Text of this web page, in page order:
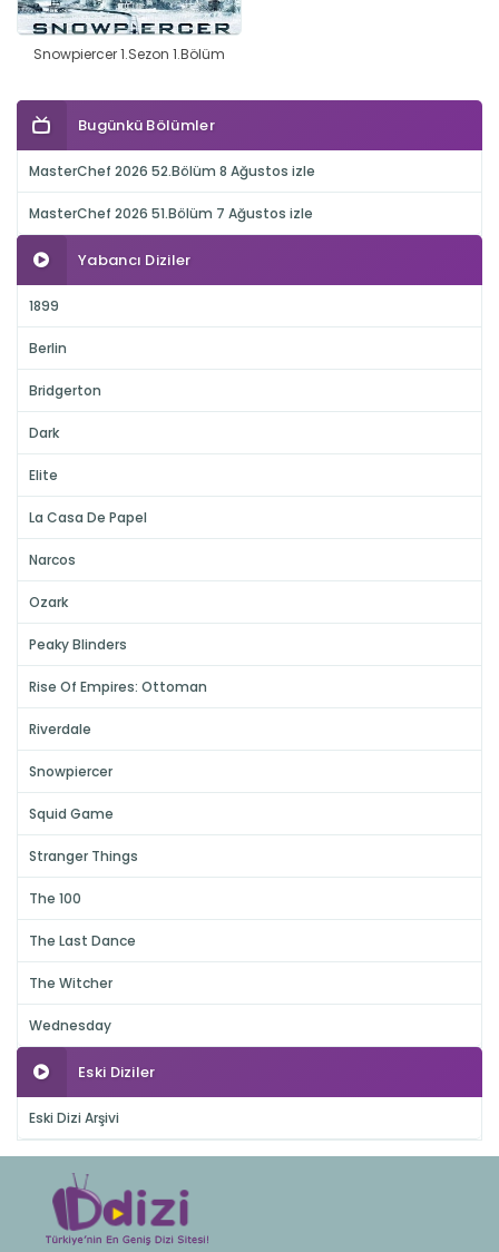
Snowpiercer 1.Sezon 1.Bölüm
Bugünkü Bölümler
MasterChef 2026 52.Bölüm 8 Ağustos izle
MasterChef 2026 51.Bölüm 7 Ağustos izle
Yabancı Diziler
1899
Berlin
Bridgerton
Dark
Elite
La Casa De Papel
Narcos
Ozark
Peaky Blinders
Rise Of Empires: Ottoman
Riverdale
Snowpiercer
Squid Game
Stranger Things
The 100
The Last Dance
The Witcher
Wednesday
Eski Diziler
Eski Dizi Arşivi